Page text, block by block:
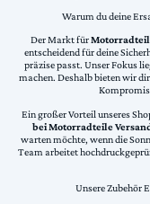
Warum du deine
Der Markt für
entscheidend für deine
präzise passt. Unser Fokus
machen. Deshalb bieten wir
Ein großer Vorteil unseres
bei Motorradteile
warten möchte, wenn die
Team arbeitet
Unsere Zubehör